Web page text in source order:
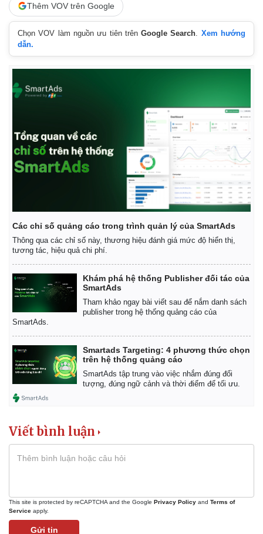
Kinh tế
Bất động sản
Khởi nghiệp
Thị trường
Giá vàng
Tiêu dùng
Chứng khoán
Giá cà phê
Thêm VOV trên Google
Chọn VOV làm nguồn ưu tiên trênGoogle Search
Xem hướng
dẫn.
Các chỉ số quảng cáo trong trình quản lý của SmartAds
Thông qua các chỉ số này, thương hiệu đánh giá mức độ hiển thị,
tương tác, hiệu quả chi phí.
Khám phá hệ thống Publisher đối tác của
SmartAds
Tham khảo ngay bài viết sau để nắm danh sách
publisher trong hệ thống quảng cáo của
SmartAds.
Smartads Targeting: 4 phương thức chọn
trên hệ thống quảng cáo
SmartAds tập trung vào việc nhắm đúng đối
tượng, đúng ngữ cảnh và thời điểm để tối ưu.
Viết bình luận
This site is protected by reCAPTCHA and the Google Privacy Policy and Terms of
Service apply.
Gửi tin